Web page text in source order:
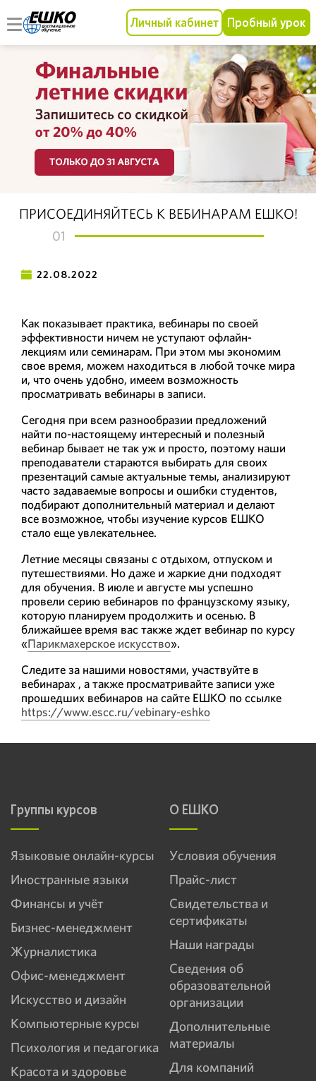
Личный кабинет Пробный урок
ПРИСОЕДИНЯЙТЕСЬ К ВЕБИНАРАМ ЕШКО!
01
22.08.2022
Как показывает практика, вебинары по своей
эффективности ничем не уступают офлайн-
лекциям или семинарам. При этом мы экономим
свое время, можем находиться в любой точке мира
и, что очень удобно, имеем возможность
просматривать вебинары в записи.
Сегодня при всем разнообразии предложений
найти по-настоящему интересный и полезный
вебинар бывает не так уж и просто, поэтому наши
преподаватели стараются выбирать для своих
презентаций самые актуальные темы, анализируют
часто задаваемые вопросы и ошибки студентов,
подбирают дополнительный материал и делают
все возможное, чтобы изучение курсов ЕШКО
стало еще увлекательнее.
Летние месяцы связаны с отдыхом, отпуском и
путешествиями. Но даже и жаркие дни подходят
для обучения. В июле и августе мы успешно
провели серию вебинаров по французскому языку,
которую планируем продолжить и осенью. В
ближайшее время вас также ждет вебинар по курсу
«Парикмахерское искусство».
Следите за нашими новостями, участвуйте в
вебинарах , а также просматривайте записи уже
прошедших вебинаров на сайте ЕШКО по ссылке
https://www.escc.ru/vebinary-eshko
Группы курсов
Языковые онлайн-курсы
Иностранные языки
Финансы и учёт
Бизнес-менеджмент
Журналистика
Офис-менеджмент
Искусство и дизайн
Компьютерные курсы
Психология и педагогика
Красота и здоровье
О ЕШКО
Условия обучения
Прайс-лист
Свидетельства и
сертификаты
Наши награды
Сведения об
образовательной
организации
Дополнительные
материалы
Для компаний